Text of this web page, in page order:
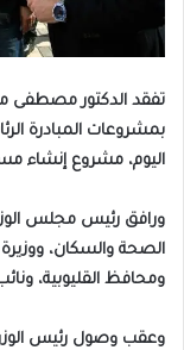
تفقد الدكتور مصطفى
بمشروعات المبادرة
اليوم، مشروع إنشاء
ورافق رئيس مجلس
الصحة والسكان، ووزيرة
ومحافظ القليوبية،
وعقب وصول رئيس